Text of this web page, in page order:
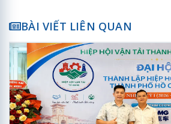
BÀI VIẾT LIÊN QUAN